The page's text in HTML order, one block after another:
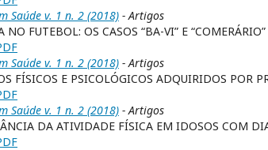
Saúde v. 1 n. 2 (2018) - Artigos
NO FUTEBOL: OS CASOS “BA-VI” E “COMERÁRIO”
Saúde v. 1 n. 2 (2018) - Artigos
FÍSICOS E PSICOLÓGICOS ADQUIRIDOS POR
Saúde v. 1 n. 2 (2018) - Artigos
DA ATIVIDADE FÍSICA EM IDOSOS COM